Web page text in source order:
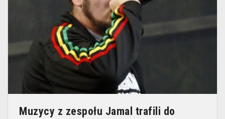
Muzycy z zespołu Jamal trafili do